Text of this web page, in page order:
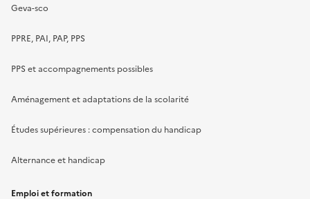
Geva-sco
PPRE, PAI, PAP, PPS
PPS et accompagnements possibles
Aménagement et adaptations de la scolarité
Études supérieures : compensation du handicap
Alternance et handicap
Emploi et formation